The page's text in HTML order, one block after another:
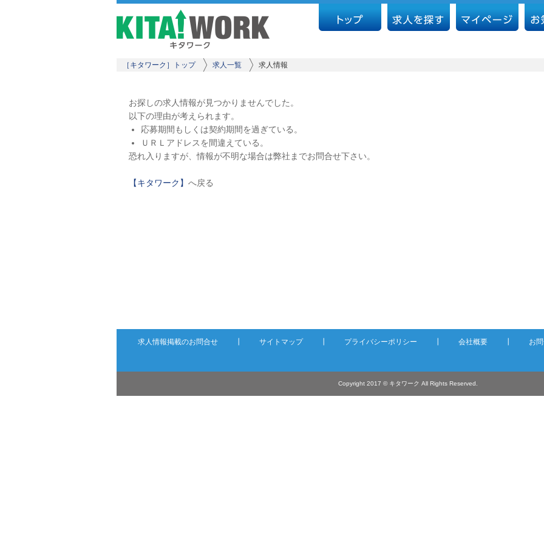
［キタワーク］トップ 求人一覧 求人情報
お探しの求人情報が見つかりませんでした。
以下の理由が考えられます。
応募期間もしくは契約期間を過ぎている。
ＵＲＬアドレスを間違えている。
恐れ入りますが、情報が不明な場合は弊社までお問合せ下さい。
【キタワーク】 へ戻る
求人情報掲載のお問合せ サイトマップ プライバシーポリシー 会社概要 お
Copyright 2017 © キタワーク All Rights Reserved.